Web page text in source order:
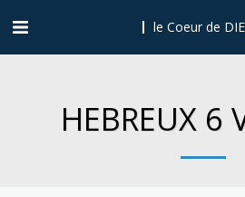
le Coeur de
HEBREUX 6